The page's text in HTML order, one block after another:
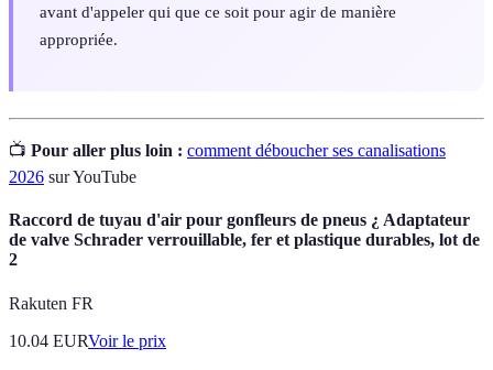
avant d'appeler qui que ce soit pour agir de manière
appropriée.
📺 Pour aller plus loin : comment déboucher ses canalisations
2026 sur YouTube
Raccord de tuyau d'air pour gonfleurs de pneus ¿ Adaptateur
de valve Schrader verrouillable, fer et plastique durables, lot de
2
Rakuten FR
10.04 EURVoir le prix